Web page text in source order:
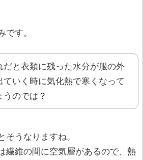
す。
だと衣類に残った水分が服の外
ていく時に気化熱で寒くなって
うのでは？
うなりますね。
繊維の間に空気層があるので、熱